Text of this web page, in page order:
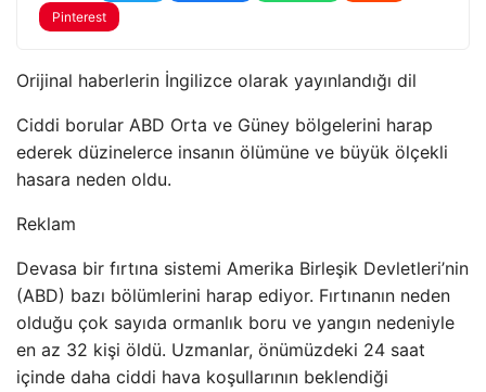
Pinterest
Orijinal haberlerin İngilizce olarak yayınlandığı dil
Ciddi borular ABD Orta ve Güney bölgelerini harap
ederek düzinelerce insanın ölümüne ve büyük ölçekli
hasara neden oldu.
Reklam
Devasa bir fırtına sistemi Amerika Birleşik Devletleri’nin
(ABD) bazı bölümlerini harap ediyor. Fırtınanın neden
olduğu çok sayıda ormanlık boru ve yangın nedeniyle
en az 32 kişi öldü. Uzmanlar, önümüzdeki 24 saat
içinde daha ciddi hava koşullarının beklendiği